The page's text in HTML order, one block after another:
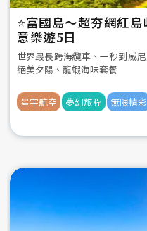
⭐️富國島～超夯網紅
意樂遊5日
世界最長跨海纜車、一秒到威
絕美夕陽、龍蝦海味套餐
星宇航空 夢幻旅程 無限精彩